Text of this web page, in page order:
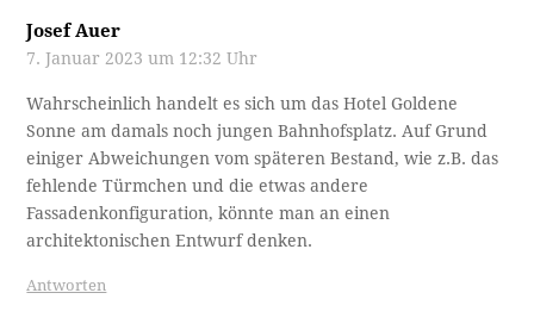
Josef Auer
7. Januar 2023 um 12:32 Uhr
Wahrscheinlich handelt es sich um das Hotel Goldene
Sonne am damals noch jungen Bahnhofsplatz. Auf Grund
einiger Abweichungen vom späteren Bestand, wie z.B. das
fehlende Türmchen und die etwas andere
Fassadenkonfiguration, könnte man an einen
architektonischen Entwurf denken.
Antworten